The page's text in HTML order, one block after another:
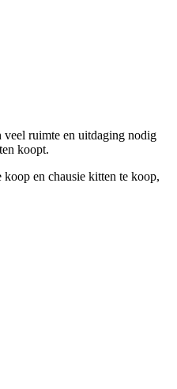
veel ruimte en uitdaging nodig
koopt.
koop en chausie kitten te koop,